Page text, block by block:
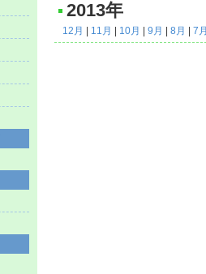
2013年
12月 11月 10月 9月 8月 7